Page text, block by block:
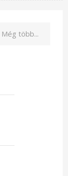
Még több...